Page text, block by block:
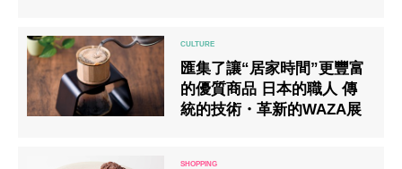
匯集了讓“居家時間”更豐富
的優質商品 日本的職人 傳
統的技術・革新的WAZA展